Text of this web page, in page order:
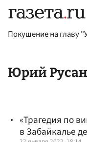
Покушение на главу
Юрий
«Трагедия по
в Забайкалье